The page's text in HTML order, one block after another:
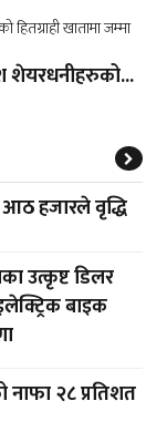
शेयरधनीहरुको...
हजारले वृद्धि
उत्कृष्ट डिलर
बाइक
२८ प्रतिशत